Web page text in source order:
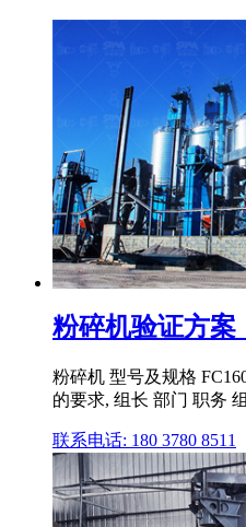
粉碎机验证方案
粉碎机 型号及规格
的要求, 组长 部门 职务
联系电话: 180 3780 8511